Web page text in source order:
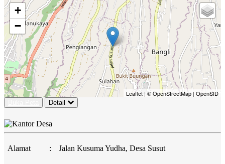
+
−
Leaflet |© OpenStreetMap | OpenSID
Detail
Alamat : Jalan Kusuma Yudha, Desa Susut